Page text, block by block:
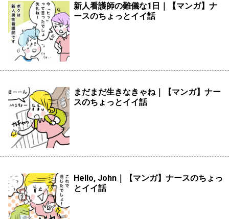
新人看護師の難儀な1日｜【マンガ】ナ
ースのちょっとイイ話
まだまだ生きなきゃね｜【マンガ】ナー
スのちょっとイイ話
Hello, John｜【マンガ】ナースのちょっ
とイイ話